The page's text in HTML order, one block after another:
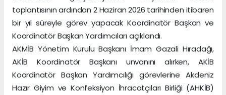
toplantısının ardından 2 Haziran 2026 tarihinden itibaren
bir yıl süreyle görev yapacak Koordinatör Başkan ve
Koordinatör Başkan Yardımcıları açıklandı.
AKMİB Yönetim Kurulu Başkanı İmam Gazali Hıradağı,
AKİB Koordinatör Başkanı unvanını alırken, AKİB
Koordinatör Başkan Yardımcılığı görevlerine Akdeniz
Hazır Giyim ve Konfeksiyon İhracatçıları Birliği (AHKİB)